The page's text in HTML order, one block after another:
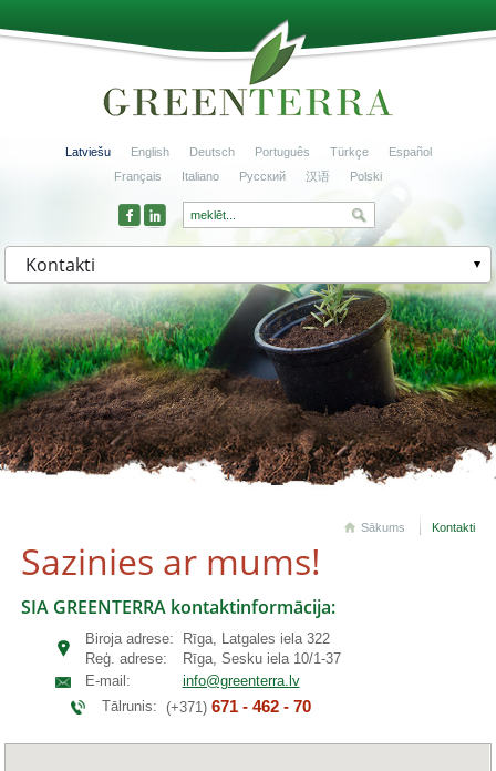
Latviešu English Deutsch Português Türkçe
Español
Français
Italiano Русский 汉语 Polski
Kontakti
Sākums Kontakti
Sazinies ar mums!
SIA GREENTERRA kontaktinformācija:
Biroja adrese:
Reģ. adrese:
Rīga, Latgales iela 322
Rīga, Sesku iela 10/1-37
E-mail:
info@greenterra.lv
Tālrunis: (+371) 671 - 462 - 70